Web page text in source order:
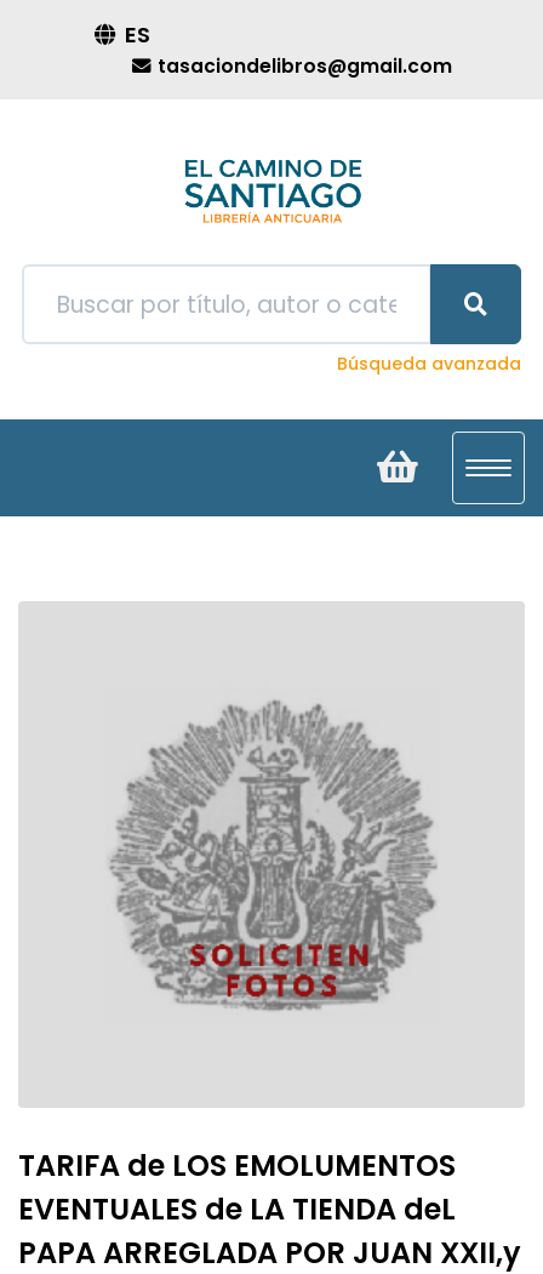
ES
tasaciondelibros@gmail.com
Búsqueda avanzada
TARIFA de LOS EMOLUMENTOS
EVENTUALES de LA TIENDA deL
PAPA ARREGLADA POR JUAN XXII,y